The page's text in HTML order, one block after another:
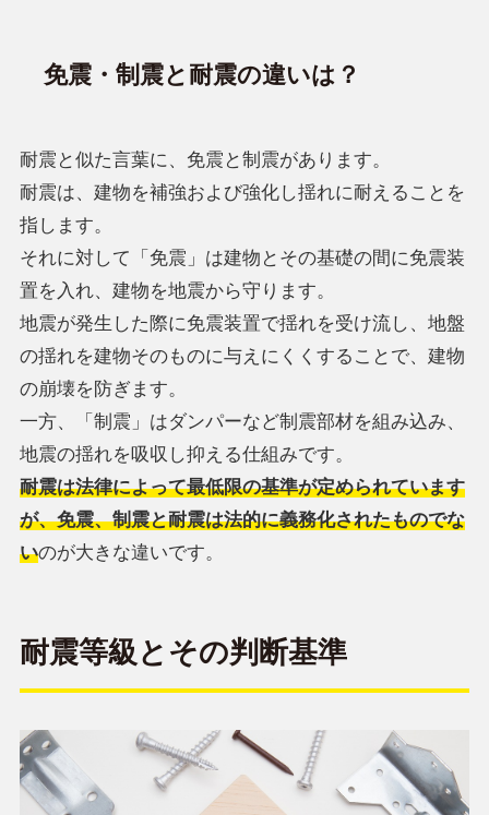
免震・制震と耐震の違いは？
耐震と似た言葉に、免震と制震があります。
耐震は、建物を補強および強化し揺れに耐えることを
指します。
それに対して「免震」は建物とその基礎の間に免震装
置を入れ、建物を地震から守ります。
地震が発生した際に免震装置で揺れを受け流し、地盤
の揺れを建物そのものに与えにくくすることで、建物
の崩壊を防ぎます。
一方、「制震」はダンパーなど制震部材を組み込み、
地震の揺れを吸収し抑える仕組みです。
耐震は法律によって最低限の基準が定められています
が、免震、制震と耐震は法的に義務化されたものでな
いのが大きな違いです。
耐震等級とその判断基準